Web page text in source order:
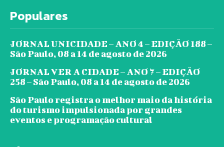
Populares
JORNAL UNICIDADE – ANO 4 – EDIÇÃO 188 –
São Paulo, 08 a 14 de agosto de 2026
JORNAL VER A CIDADE – ANO 7 – EDIÇÃO
258 – São Paulo, 08 a 14 de agosto de 2026
São Paulo registra o melhor maio da história
do turismo impulsionada por grandes
eventos e programação cultural